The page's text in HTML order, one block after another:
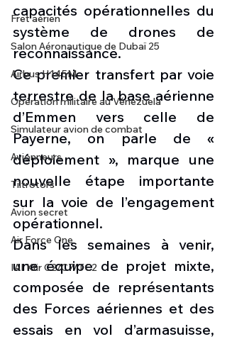
Fret aérien
Salon Aéronautique de Dubaï 25
Airbus H145M
Opération militaire au Vénézuela
Simulateur avion de combat
Avionneurs
Tiltrotors
Avion secret
Air Force One
IAI Kfir C2/C7/TC2
capacités opérationnelles du
système de drones de
reconnaissance.
Ce premier transfert par voie
terrestre de la base aérienne
d’Emmen vers celle de
Payerne, on parle de «
déploiement », marque une
nouvelle étape importante
sur la voie de l’engagement
opérationnel.
Dans les semaines à venir,
une équipe de projet mixte,
composée de représentants
des Forces aériennes et des
essais en vol d’armasuisse,